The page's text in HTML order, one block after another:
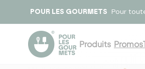
POUR LES GOURMETS Pour
Produits Promos